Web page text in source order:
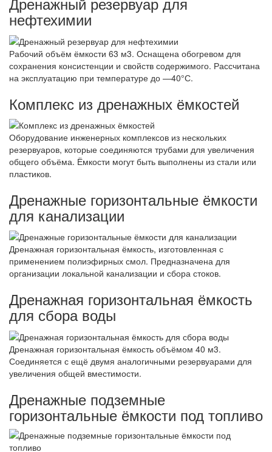
нефтехимии
Рабочий объём ёмкости 63 м3. Оснащена обогревом для
сохранения консистенции и свойств содержимого. Рассчитана
на эксплуатацию при температуре до —40°С.
Комплекс из дренажных ёмкостей
Оборудование инженерных комплексов из нескольких
резервуаров, которые соединяются трубами для увеличения
общего объёма. Ёмкости могут быть выполнены из стали или
пластиков.
Дренажные горизонтальные ёмкости
для канализации
Дренажная горизонтальная ёмкость, изготовленная с
применением полиэфирных смол. Предназначена для
организации локальной канализации и сбора стоков.
Дренажная горизонтальная ёмкость
для сбора воды
Дренажная горизонтальная ёмкость объёмом 40 м3.
Соединяется с ещё двумя аналогичными резервуарами для
увеличения общей вместимости.
Дренажные подземные
горизонтальные ёмкости под топливо